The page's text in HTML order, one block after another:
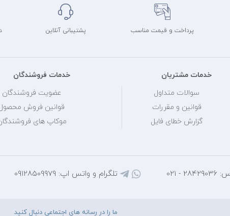
پرداخت و قیمت مناسب پشتیبانی آنلاین
خدمات مشتریان
سوالات متداول
قوانین و مقررات
گزارش خطای فایل
خدمات فروشندگان
عضویت فروشندگان
قوانین فروش
موکاپ های
- 021 تلگرام و واتس اپ: 09128509979
ما را در رسانه های اجتماعی دنبال کنید